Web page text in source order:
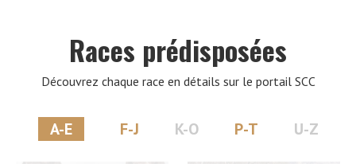
Races prédisposées
Découvrez chaque race en détails sur le portail SCC
A-E F-J K-O P-T U-Z